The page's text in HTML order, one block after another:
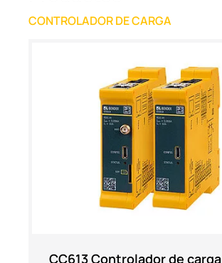
CONTROLADOR DE CARGA
CC613 Controlador de carga